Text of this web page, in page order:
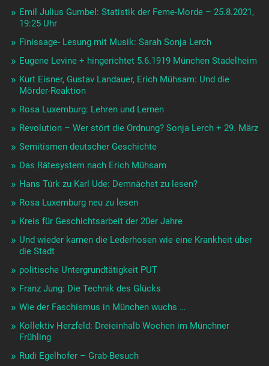
Emil Julius Gumbel: Statistik der Feme-Morde – 25.8.2021,
19:25 Uhr
Finissage- Lesung mit Musik: Sarah Sonja Lerch
Eugene Levine + hingerichtet 5.6.1919 München Stadelheim
Kurt Eisner, Gustav Landauer, Erich Mühsam: Und die
Mörder-Reaktion
Rosa Luxemburg: Lehren und Lernen
Revolution – Wer stört die Ordnung? Sonja Lerch + 29. März
Semitismen deutscher Geschichte
Das Rätesystem nach Erich Mühsam
Hans Türk zu Karl Ude: Demnächst zu lesen?
Rosa Luxemburg neu zu lesen
Kreis für Geschichtsarbeit der 20er Jahre
Und wieder kamen die Lederhosen wie eine Krankheit über
die Stadt
politische Untergrundtätigkeit PUT
Franz Jung: Die Technik des Glücks
Wie der Faschismus in München wuchs …
Kollektiv Herzfeld: Dreieinhalb Wochen im Münchner
Frühling
Rudi Egelhofer – Grab-Besuch